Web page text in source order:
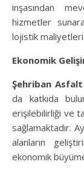
inşasından
hizmetler
lojistik
Ekonomik
Şehriban Asfalt
da katkıda
erişilebilirliği ve
sağlamaktadır.
alanların
ekonomik